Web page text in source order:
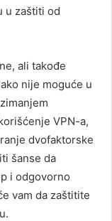
u zaštiti od
ali takođe
nije moguće u
VPN-a,
dvofaktorske
šanse da
i odgovorno
vam da zaštitite